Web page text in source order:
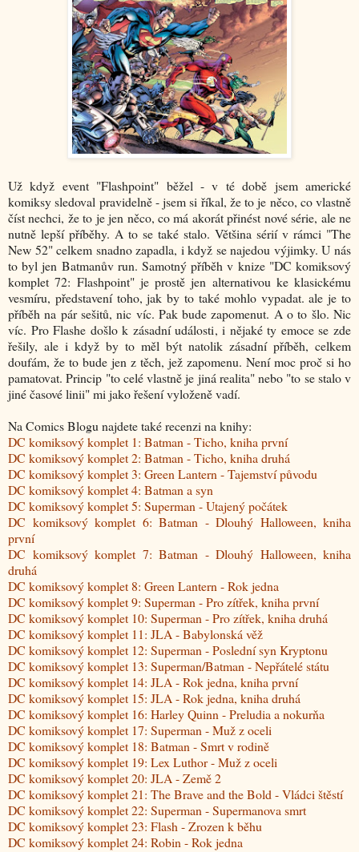
Už když event "Flashpoint" běžel - v té době jsem americké
komiksy sledoval pravidelně - jsem si říkal, že to je něco, co vlastně
číst nechci, že to je jen něco, co má akorát přinést nové série, ale ne
nutně lepší příběhy. A to se také stalo. Většina sérií v rámci "The
New 52" celkem snadno zapadla, i když se najedou výjimky. U nás
to byl jen Batmanův run. Samotný příběh v knize "DC komiksový
komplet 72: Flashpoint" je prostě jen alternativou ke klasickému
vesmíru, představení toho, jak by to také mohlo vypadat. ale je to
příběh na pár sešitů, nic víc. Pak bude zapomenut. A o to šlo. Nic
víc. Pro Flashe došlo k zásadní události, i nějaké ty emoce se zde
řešily, ale i když by to měl být natolik zásadní příběh, celkem
doufám, že to bude jen z těch, jež zapomenu. Není moc proč si ho
pamatovat. Princip "to celé vlastně je jiná realita" nebo "to se stalo v
jiné časové linii" mi jako řešení vyloženě vadí.
Na Comics Blogu najdete také recenzi na knihy:
DC komiksový komplet 1: Batman - Ticho, kniha první
DC komiksový komplet 2: Batman - Ticho, kniha druhá
DC komiksový komplet 3: Green Lantern - Tajemství původu
DC komiksový komplet 4: Batman a syn
DC komiksový komplet 5: Superman - Utajený počátek
DC komiksový komplet 6: Batman - Dlouhý Halloween, kniha
první
DC komiksový komplet 7: Batman - Dlouhý Halloween, kniha
druhá
DC komiksový komplet 8: Green Lantern - Rok jedna
DC komiksový komplet 9: Superman - Pro zítřek, kniha první
DC komiksový komplet 10: Superman - Pro zítřek, kniha druhá
DC komiksový komplet 11: JLA - Babylonská věž
DC komiksový komplet 12: Superman - Poslední syn Kryptonu
DC komiksový komplet 13: Superman/Batman - Nepřátelé státu
DC komiksový komplet 14: JLA - Rok jedna, kniha první
DC komiksový komplet 15: JLA - Rok jedna, kniha druhá
DC komiksový komplet 16: Harley Quinn - Preludia a nokurňa
DC komiksový komplet 17: Superman - Muž z oceli
DC komiksový komplet 18: Batman - Smrt v rodině
DC komiksový komplet 19: Lex Luthor - Muž z oceli
DC komiksový komplet 20: JLA - Země 2
DC komiksový komplet 21: The Brave and the Bold - Vládci štěstí
DC komiksový komplet 22: Superman - Supermanova smrt
DC komiksový komplet 23: Flash - Zrozen k běhu
DC komiksový komplet 24: Robin - Rok jedna